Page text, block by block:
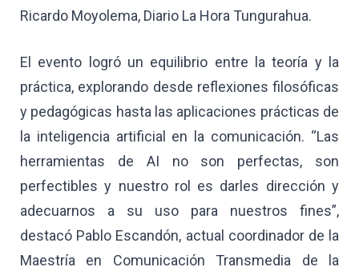
Ricardo Moyolema, Diario La Hora Tungurahua.
El evento logró un equilibrio entre la teoría y la
práctica, explorando desde reflexiones filosóficas
y pedagógicas hasta las aplicaciones prácticas de
la inteligencia artificial en la comunicación. “Las
herramientas de AI no son perfectas, son
perfectibles y nuestro rol es darles dirección y
adecuarnos a su uso para nuestros fines”,
destacó Pablo Escandón, actual coordinador de la
Maestría en Comunicación Transmedia de la